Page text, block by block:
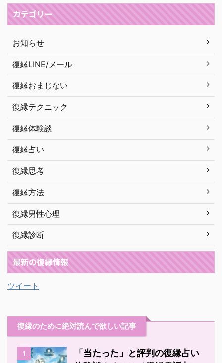
カテゴリー
お知らせ
復縁LINE/メール
復縁おまじない
復縁テクニック
復縁体験談
復縁占い
復縁思考
復縁方法
復縁男性心理
復縁診断
最新の復縁情報
ツイート
復縁のために絶対読んで欲しい記事
1
「当たった」と評判の復縁占い